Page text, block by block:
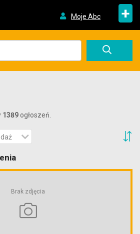
Moje Abc +
1389 ogłoszeń.
Brak zdjęcia